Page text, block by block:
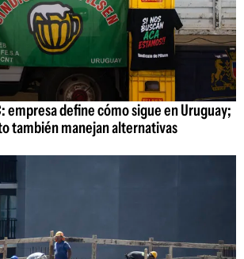
empresa define cómo sigue en Uruguay;
también manejan alternativas